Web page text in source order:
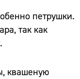
петрушки.
так как
квашеную